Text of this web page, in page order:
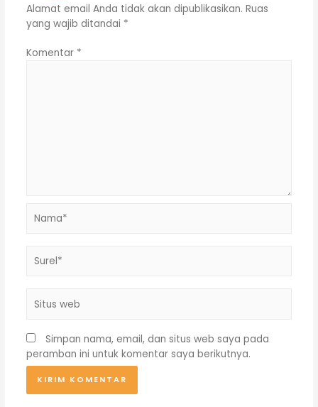
Alamat email Anda tidak akan dipublikasikan. Ruas
yang wajib ditandai *
Komentar *
web
Simpan nama, email, dan situs web saya pada
peramban ini untuk komentar saya berikutnya.